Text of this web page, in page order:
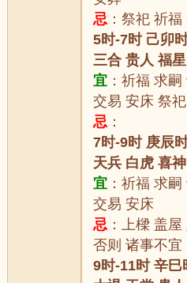
忌 ：祭祀 祈
5时-7时 己卯
三合 贵人 福
宜 ：祈福 求
交易 安床 祭祀
忌 ：
7时-9时 庚辰
天兵 白虎 喜神
宜 ：祈福 求
交易 安床
忌 ：上樑 盖
否则 诸事不宜
9时-11时 辛巳